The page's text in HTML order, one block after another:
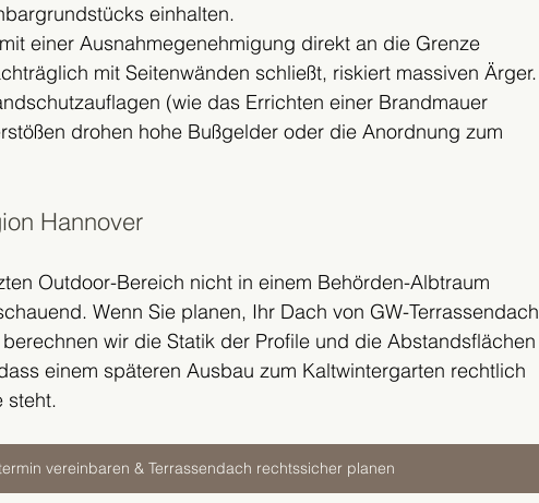
einhalten.
einer Ausnahmegenehmigung direkt an die Grenze
mit Seitenwänden schließt, riskiert massiven Ärger.
(wie das Errichten einer Brandmauer
drohen hohe Bußgelder oder die Anordnung zum
Hannover
Outdoor-Bereich nicht in einem Behörden-Albtraum
Wenn Sie planen, Ihr Dach von GW-Terrassendach
wir die Statik der Profile und die Abstandsflächen
einem späteren Ausbau zum Kaltwintergarten rechtlich
steht.
vereinbaren & Terrassendach rechtssicher planen